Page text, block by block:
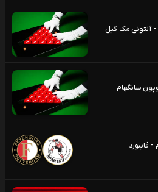
- آنتونی مک گیل
سانگهام
- فاینورد